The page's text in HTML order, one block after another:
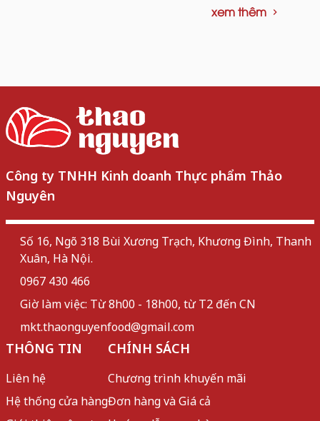
xem thêm
Công ty TNHH Kinh doanh Thực phẩm Thảo
Nguyên
Số 16, Ngõ 318 Bùi Xương Trạch, Khương Đình, Thanh
Xuân, Hà Nội.
0967 430 466
Giờ làm việc: Từ 8h00 - 18h00, từ T2 đến CN
mkt.thaonguyenfood@gmail.com
THÔNG TIN
Liên hệ
Hệ thống cửa hàng
CHÍNH SÁCH
Chương trình khuyến mãi
Đơn hàng và Giá cả